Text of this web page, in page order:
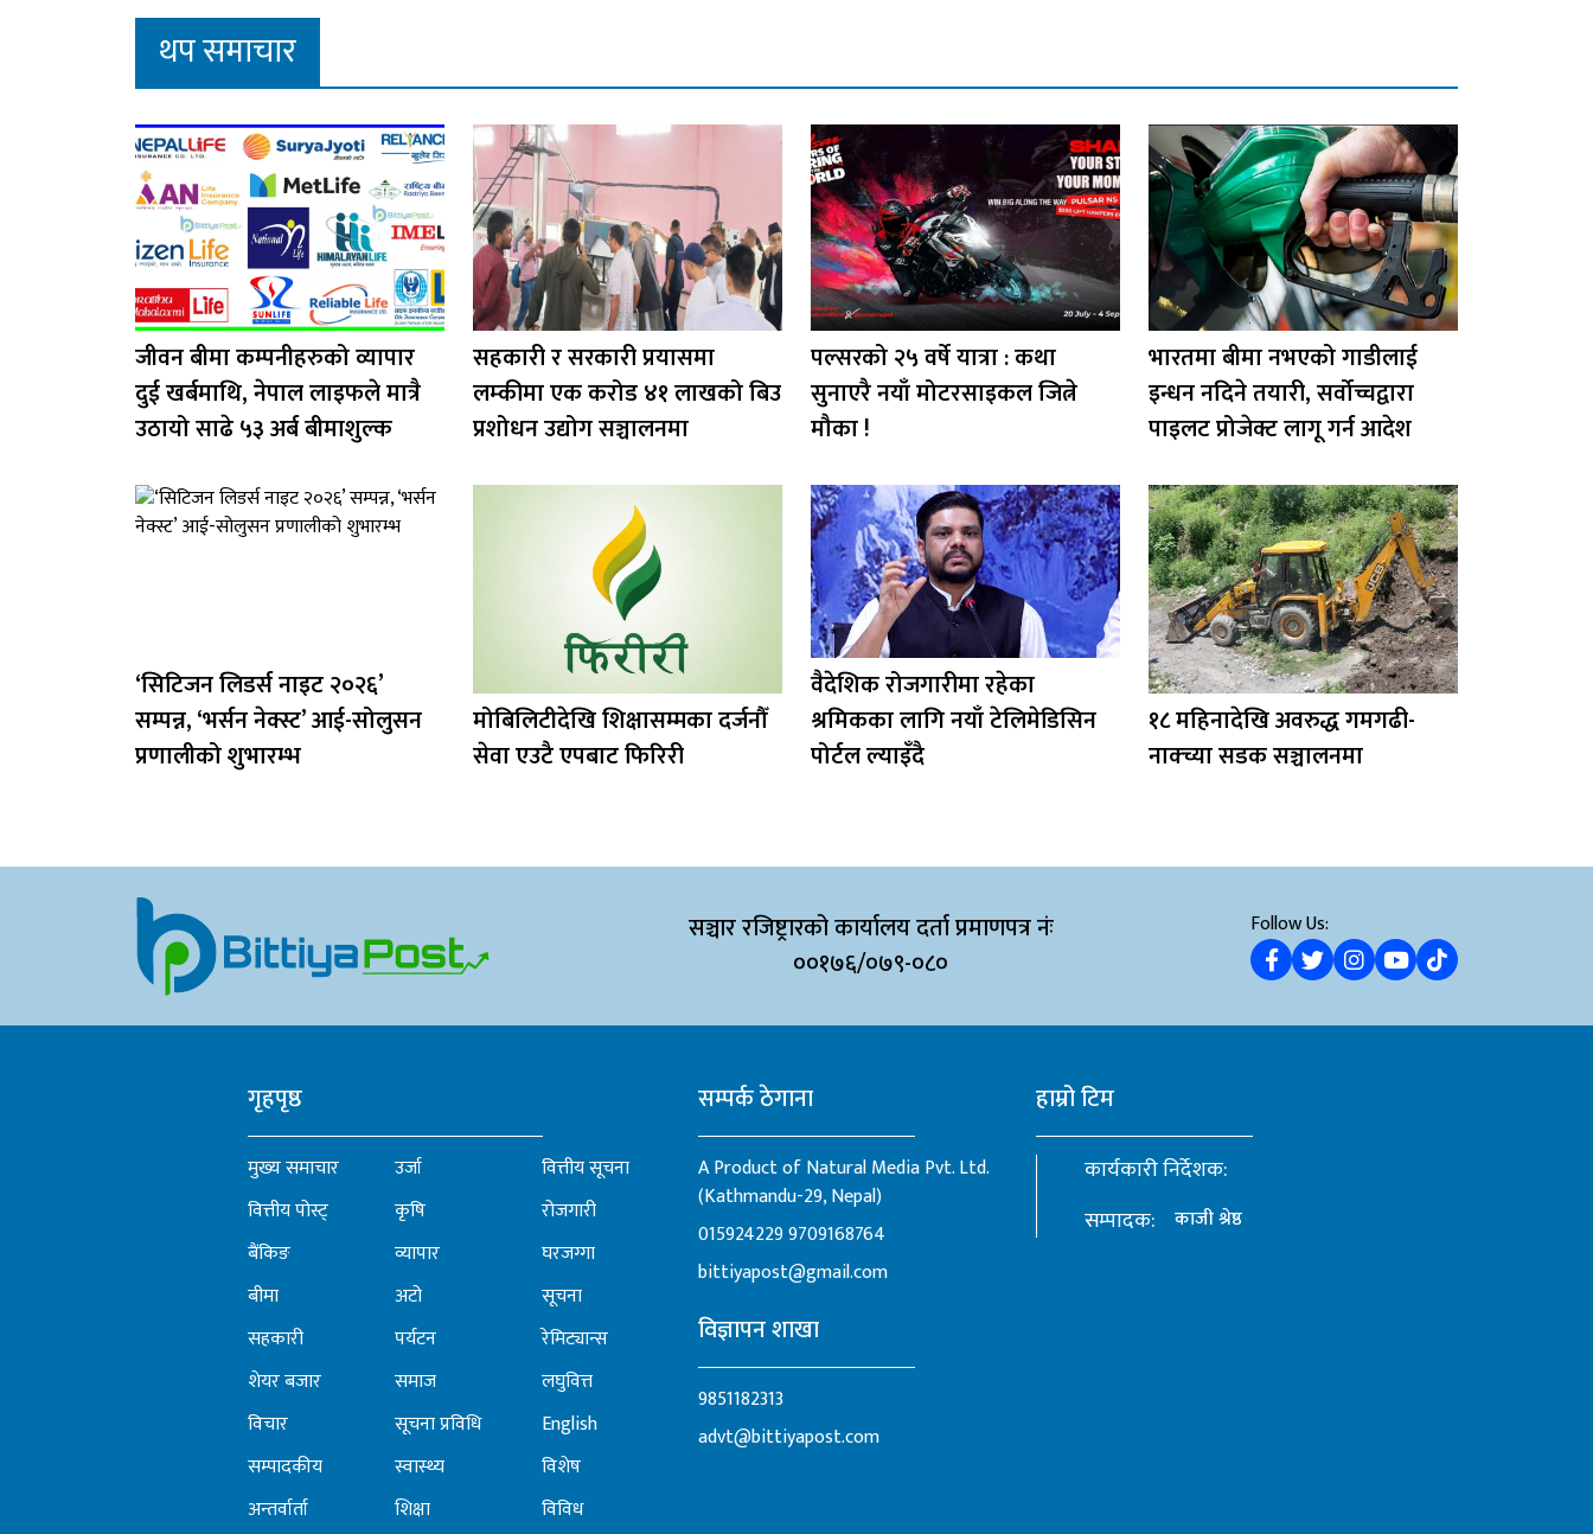
थप समाचार
जीवन बीमा कम्पनीहरुको व्यापार
दुई खर्बमाथि, नेपाल लाइफले मात्रै
उठायो साढे ५३ अर्ब बीमाशुल्क
सहकारी र सरकारी प्रयासमा
लम्कीमा एक करोड ४१ लाखको बिउ
प्रशोधन उद्योग सञ्चालनमा
पल्सरको २५ वर्षे यात्रा : कथा
सुनाएरै नयाँ मोटरसाइकल जित्ने
मौका !
भारतमा बीमा नभएको गाडीलाई
इन्धन नदिने तयारी, सर्वोच्चद्वारा
पाइलट प्रोजेक्ट लागू गर्न आदेश
‘सिटिजन लिडर्स नाइट २०२६’
सम्पन्न, ‘भर्सन नेक्स्ट’ आई-सोलुसन
प्रणालीको शुभारम्भ
मोबिलिटीदेखि शिक्षासम्मका दर्जनौँ
सेवा एउटै एपबाट फिरिरी
वैदेशिक रोजगारीमा रहेका
श्रमिकका लागि नयाँ टेलिमेडिसिन
पोर्टल ल्याइँदै
१८ महिनादेखि अवरुद्ध गमगढी-
नाक्च्या सडक सञ्चालनमा
सञ्चार रजिष्ट्रारको कार्यालय दर्ता प्रमाणपत्र नंः
००१७६/०७९-०८०
Follow Us:
गृहपृष्ठ
मुख्य समाचार
वित्तीय पोस्ट्
बैंकिङ
बीमा
सहकारी
शेयर बजार
विचार
सम्पादकीय
अन्तर्वार्ता
उर्जा
कृषि
व्यापार
अटो
पर्यटन
समाज
सूचना प्रविधि
स्वास्थ्य
शिक्षा
वित्तीय सूचना
रोजगारी
घरजग्गा
सूचना
रेमिट्यान्स
लघुवित्त
English
विशेष
विविध
सम्पर्क ठेगाना
A Product of Natural Media Pvt. Ltd.
(Kathmandu-29, Nepal)
0159242299709168764
bittiyapost@gmail.com
विज्ञापन शाखा
9851182313
advt@bittiyapost.com
हाम्रो टिम
कार्यकारी निर्देशक:
सम्पादक:
काजी श्रेष्ठ